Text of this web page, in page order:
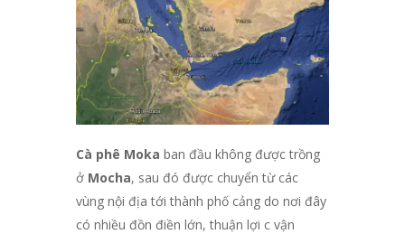
Cà phê Moka ban đầu không được trồng
ở Mocha, sau đó được chuyển từ các
vùng nội địa tới thành phố cảng do nơi đây
có nhiều đồn điền lớn, thuận lợi c vận